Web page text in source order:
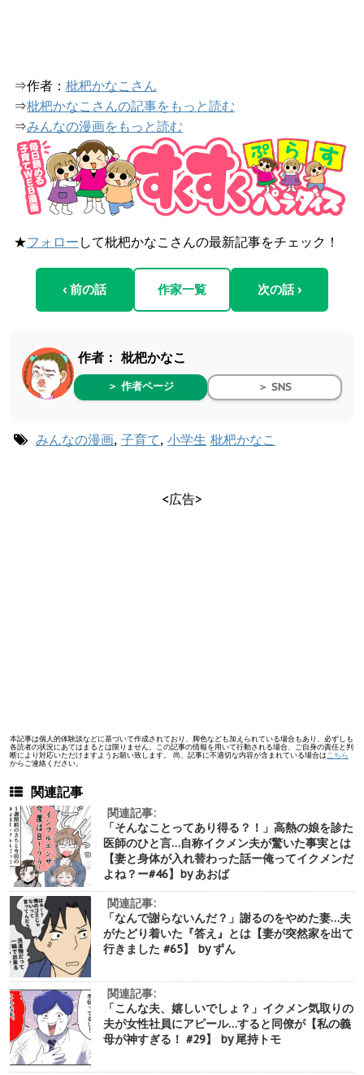
⇒作者： 枇杷かなこさん
⇒枇杷かなこさんの記事をもっと読む
⇒みんなの漫画をもっと読む
★フォロー して枇杷かなこさんの最新記事をチェック！
‹ 前の話 作家一覧 次の話 ›
作者： 枇杷かなこ
＞ 作者ページ ＞ SNS
みんなの漫画, 子育て, 小学生 枇杷かなこ
<広告>
本記事は個人的体験談などに基づいて作成されており、脚色なども加えられている場合もあり、必ずしも
各読者の状況にあてはまるとは限りません。この記事の情報を用いて行動される場合、ご自身の責任と判
断により対応いただけますようお願い致します。 尚、記事に不適切な内容が含まれている場合は こちら
からご連絡ください。
関連記事
関連記事:
「そんなことってあり得る？！」高熱の娘を診た
医師のひと言…自称イクメン夫が驚いた事実とは
【妻と身体が入れ替わった話ー俺ってイクメンだ
よね？ー#46】by あおば
関連記事:
「なんで謝らないんだ？」謝るのをやめた妻…夫
がたどり着いた『答え』とは【妻が突然家を出て
行きました #65】 by ずん
関連記事:
「こんな夫、嬉しいでしょ？」イクメン気取りの
夫が女性社員にアピール…すると同僚が【私の義
母が神すぎる！ #29】 by 尾持トモ